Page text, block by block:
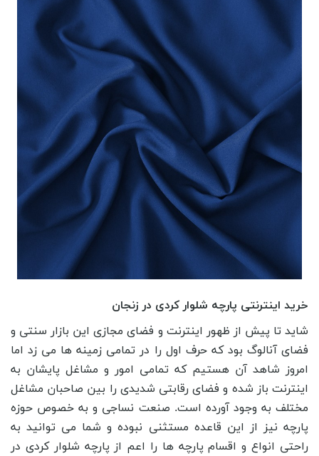
خرید اینترنتی پارچه شلوار کردی در زنجان
شاید تا پیش از ظهور اینترنت و فضای مجازی این بازار سنتی و
فضای آنالوگ بود که حرف اول را در تمامی زمینه ها می زد اما
امروز شاهد آن هستیم که تمامی امور و مشاغل پایشان به
اینترنت باز شده و فضای رقابتی شدیدی را بین صاحبان مشاغل
مختلف به وجود آورده است. صنعت نساجی و به خصوص حوزه
پارچه نیز از این قاعده مستثنی نبوده و شما می توانید به
راحتی انواع و اقسام پارچه ها را اعم از پارچه شلوار کردی در